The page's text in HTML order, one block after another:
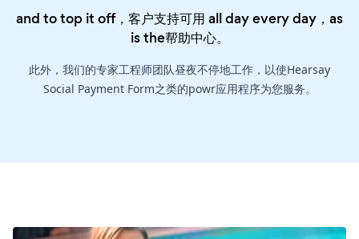
and to top it off，客户支持可用 all day every day，as
is the帮助中心。
此外，我们的专家工程师团队昼夜不停地工作，以使Hearsay
Social Payment Form之类的powr应用程序为您服务。